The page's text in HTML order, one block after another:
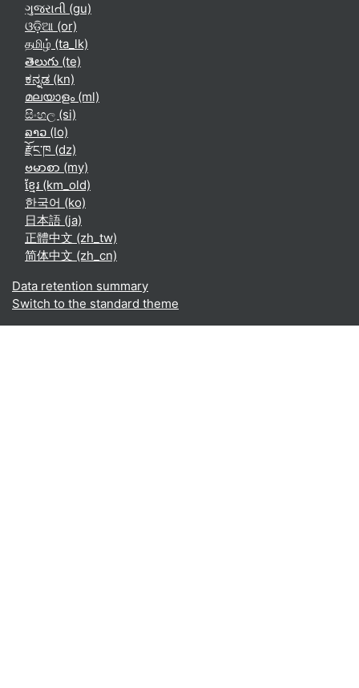
ગુજરાતી ‎(gu)‎
ଓଡ଼ିଆ ‎(or)‎
தமிழ் ‎(ta_lk)‎
తెలుగు ‎(te)‎
ಕನ್ನಡ ‎(kn)‎
മലയാളം ‎(ml)‎
සිංහල ‎(si)‎
ລາວ ‎(lo)‎
རྫོང་ཁ ‎(dz)‎
ဗမာစာ ‎(my)‎
ខ្មែរ ‎(km_old)‎
한국어 ‎(ko)‎
日本語 ‎(ja)‎
正體中文 ‎(zh_tw)‎
简体中文 ‎(zh_cn)‎
Data retention summary
Switch to the standard theme